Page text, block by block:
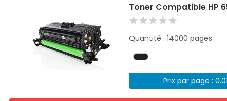
Toner Compatible HP
Quantité : 14000 pages
Prix par page :